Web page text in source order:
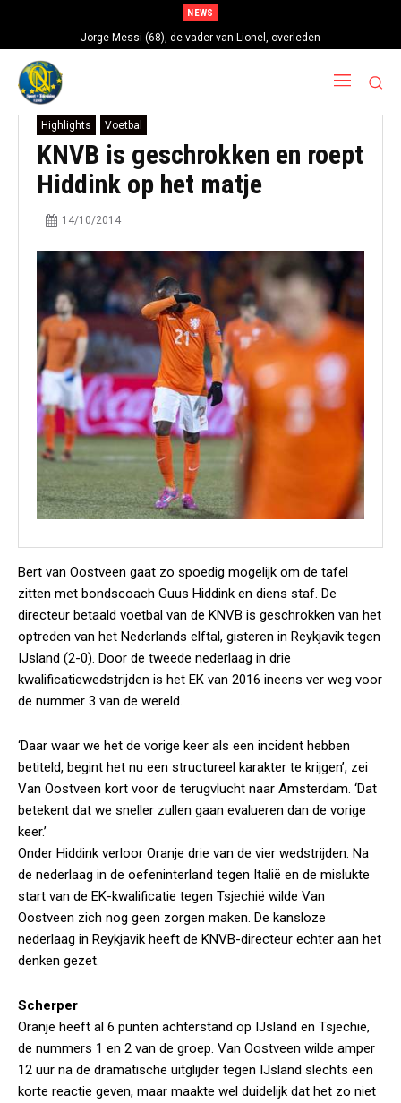
NEWS
Jorge Messi (68), de vader van Lionel, overleden
Highlights Voetbal
KNVB is geschrokken en roept
Hiddink op het matje
14/10/2014
Bert van Oostveen gaat zo spoedig mogelijk om de tafel
zitten met bondscoach Guus Hiddink en diens staf. De
directeur betaald voetbal van de KNVB is geschrokken van het
optreden van het Nederlands elftal, gisteren in Reykjavik tegen
IJsland (2-0). Door de tweede nederlaag in drie
kwalificatiewedstrijden is het EK van 2016 ineens ver weg voor
de nummer 3 van de wereld.
‘Daar waar we het de vorige keer als een incident hebben
betiteld, begint het nu een structureel karakter te krijgen’, zei
Van Oostveen kort voor de terugvlucht naar Amsterdam. ‘Dat
betekent dat we sneller zullen gaan evalueren dan de vorige
keer.’
Onder Hiddink verloor Oranje drie van de vier wedstrijden. Na
de nederlaag in de oefeninterland tegen Italië en de mislukte
start van de EK-kwalificatie tegen Tsjechië wilde Van
Oostveen zich nog geen zorgen maken. De kansloze
nederlaag in Reykjavik heeft de KNVB-directeur echter aan het
denken gezet.
Scherper
Oranje heeft al 6 punten achterstand op IJsland en Tsjechië,
de nummers 1 en 2 van de groep. Van Oostveen wilde amper
12 uur na de dramatische uitglijder tegen IJsland slechts een
korte reactie geven, maar maakte wel duidelijk dat het zo niet